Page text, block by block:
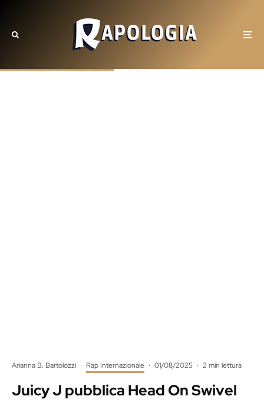
Arianna B. Bartolozzi · Rap Internazionale · 01/08/2025 · 2 min lettura
Juicy J pubblica Head On Swivel